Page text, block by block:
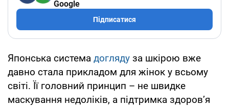
Google
Підписатися
Японська система догляду за шкірою вже
давно стала прикладом для жінок у всьому
світі. Її головний принцип – не швидке
маскування недоліків, а підтримка здоров’я